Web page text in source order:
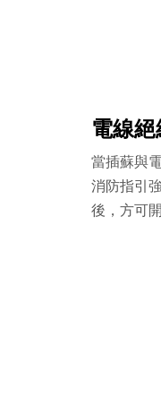
電線
當插蘇與
消防指引
後，方可